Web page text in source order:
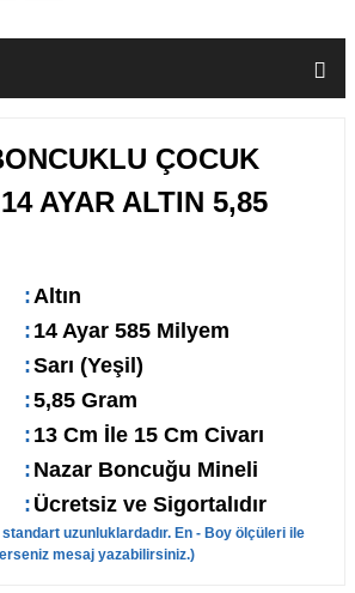
ÇOCUK
AYAR ALTIN 5,85
:Altın
: 14 Ayar 585 Milyem
:Sarı (Yeşil)
:5,85 Gram
: 13 Cm İle 15 Cm Civarı
: Nazar Boncuğu Mineli
: Ücretsiz ve Sigortalıdır
uzunluklardadır. En - Boy ölçüleri ile
mesaj yazabilirsiniz.)